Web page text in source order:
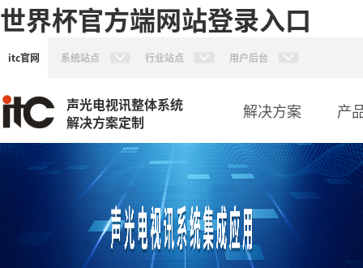
世界杯官方端网站登录入口
itc官网 系统站点 行业站点 用户后台
声光电视讯整体系统
解决方案定制
解决方案 产